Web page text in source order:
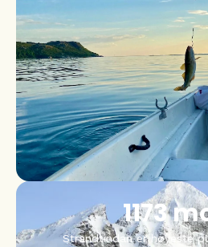
Strandtindan er høyeste
1173